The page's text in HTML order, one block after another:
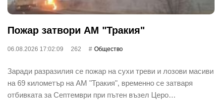
Пожар затвори АМ "Тракия"
06.08.2026 17:02:09 262 Общество
Заради разразилия се пожар на сухи треви и лозови масиви
на 69 километър на АМ "Тракия", временно се затваря
отбивката за Септември при пътен възел Церо…